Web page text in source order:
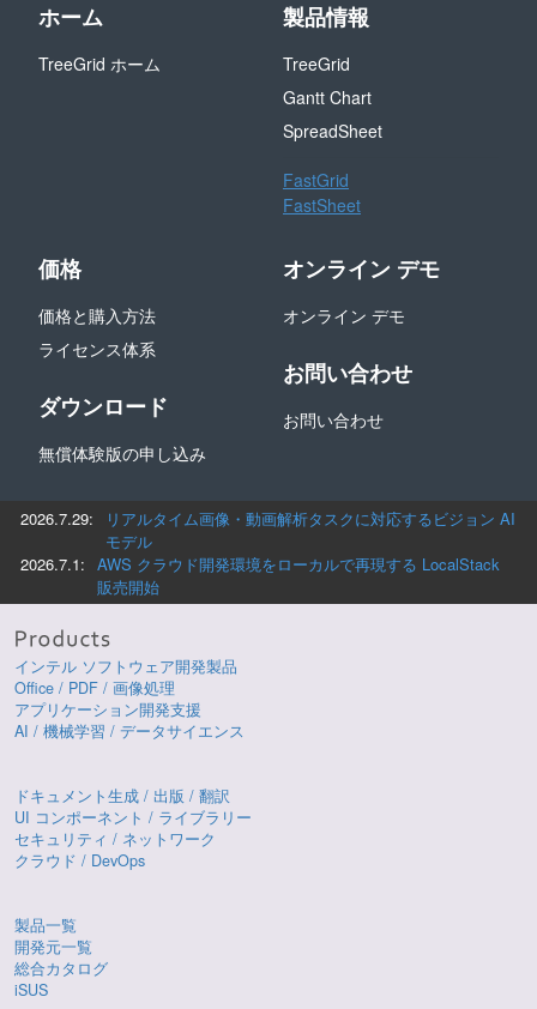
ホーム
TreeGrid ホーム
製品情報
TreeGrid
Gantt Chart
SpreadSheet
FastGrid
FastSheet
価格
価格と購入方法
ライセンス体系
ダウンロード
無償体験版の申し込み
オンライン デモ
オンライン デモ
お問い合わせ
お問い合わせ
2026.7.29:
リアルタイム画像・動画解析タスクに対応するビジョン AI
モデル
2026.7.1: AWS クラウド開発環境をローカルで再現する LocalStack
販売開始
インテル ソフトウェア開発製品
Office / PDF / 画像処理
アプリケーション開発支援
AI / 機械学習 / データサイエンス
ドキュメント生成 / 出版 / 翻訳
UI コンポーネント / ライブラリー
セキュリティ / ネットワーク
クラウド / DevOps
製品一覧
開発元一覧
総合カタログ
iSUS